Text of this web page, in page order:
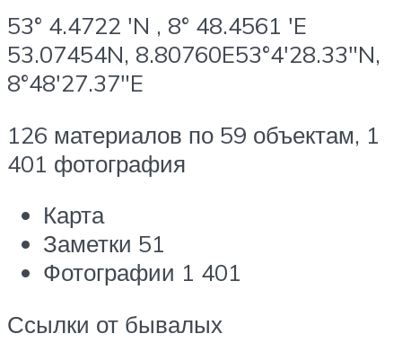
53° 4.4722 ′N , 8° 48.4561 ′E
53.07454N, 8.80760E53°4′28.33″N,
8°48′27.37″E
126 материалов по 59 объектам, 1
401 фотография
Карта
Заметки 51
Фотографии 1 401
Ссылки от бывалых